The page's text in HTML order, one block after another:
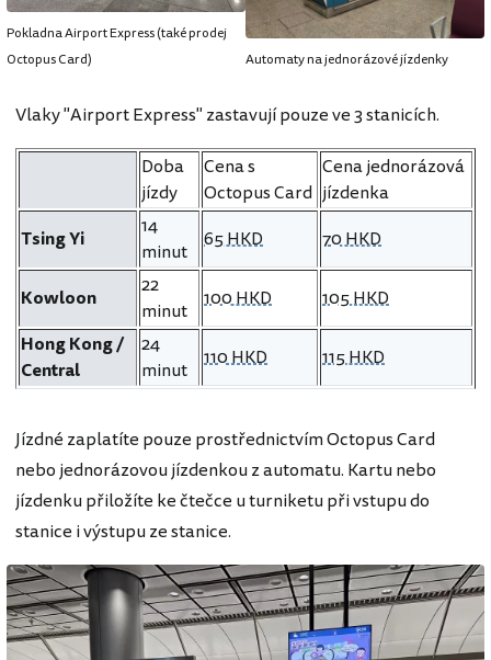
Pokladna Airport Express (také prodej
Octopus Card)
Automaty na jednorázové jízdenky
Vlaky "Airport Express" zastavují pouze ve 3 stanicích.
Doba
jízdy
Cena s
Octopus Card
Cena jednorázová
jízdenka
Tsing Yi
14
minut
65 HKD 70 HKD
Kowloon
22
minut
100 HKD
105 HKD
Hong Kong /
Central
24
minut
110 HKD 115 HKD
Jízdné zaplatíte pouze prostřednictvím Octopus Card
nebo jednorázovou jízdenkou z automatu. Kartu nebo
jízdenku přiložíte ke čtečce u turniketu při vstupu do
stanice i výstupu ze stanice.